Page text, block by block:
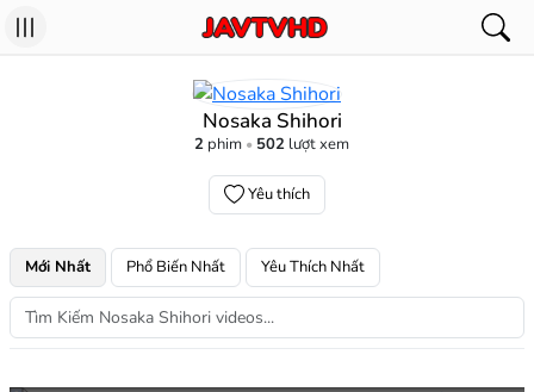
Nosaka Shihori
2 phim 502 lượt xem
Yêu thích
Mới Nhất Phổ Biến Nhất Yêu Thích Nhất